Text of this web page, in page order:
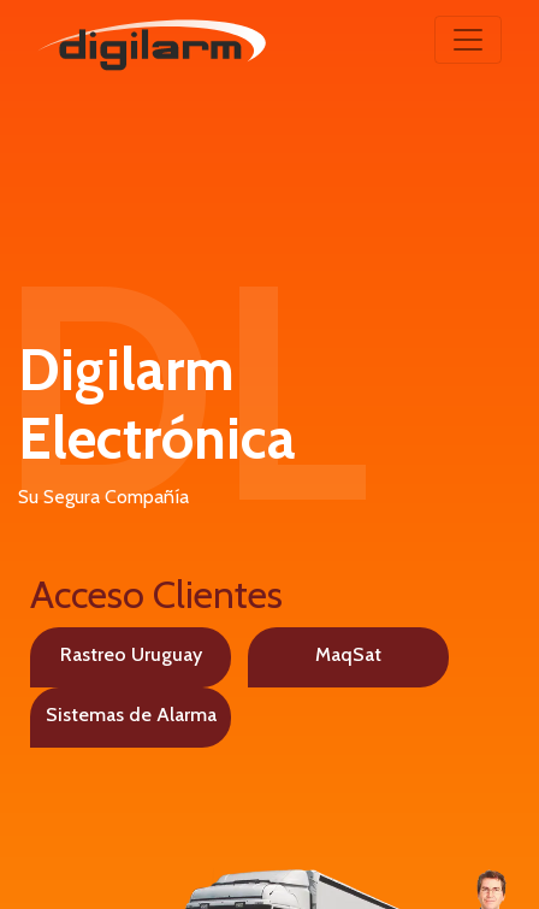
Digilarm
Electrónica
DL
Su Segura Compañía
Acceso Clientes
Rastreo Uruguay MaqSat
Sistemas de Alarma